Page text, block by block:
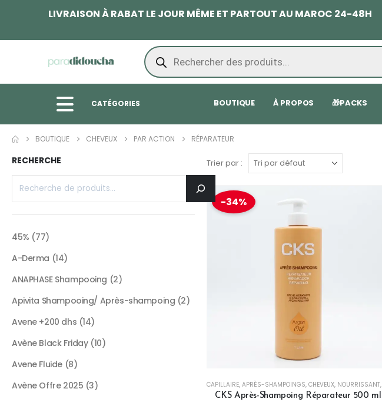
LIVRAISON À RABAT LE JOUR MÊME ET PARTOUT AU MAROC 24-48H
CATÉGORIES BOUTIQUE À PROPOS 🎁PACKS
BOUTIQUE CHEVEUX PAR ACTION RÉPARATEUR
Trier par :
-34%
CAPILLAIRE, APRÈS-SHAMPOINGS, CHEVEUX, NOURRISSANT,
CKS Après-Shampoing Réparateur 500 ml
RECHERCHE
45% 77
A-Derma 14
ANAPHASE Shampooing 2
Apivita Shampooing/ Après-shampoing 2
Avene +200 dhs 14
Avène Black Friday 10
Avene Fluide 8
Avène Offre 2025 3